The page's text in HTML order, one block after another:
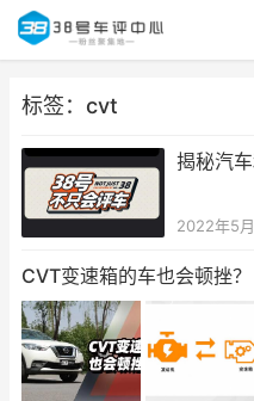
标签：cvt
揭秘汽
2022年5
CVT变速箱的车也会顿挫？